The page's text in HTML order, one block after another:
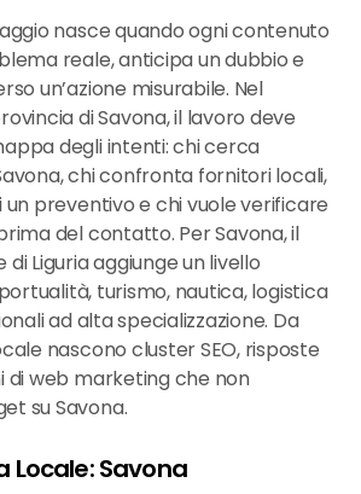
nasce quando ogni contenuto
reale, anticipa un dubbio e
un’azione misurabile. Nel
di Savona, il lavoro deve
degli intenti: chi cerca
chi confronta fornitori locali,
un preventivo e chi vuole verificare
del contatto. Per Savona, il
Liguria aggiunge un livello
turismo, nautica, logistica
ad alta specializzazione. Da
nascono cluster SEO, risposte
di web marketing che non
su Savona.
Locale: Savona